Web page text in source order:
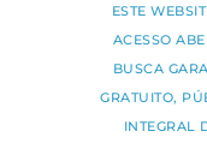
ESTE
ACESSO
BUSCA
GRATUITO,
INTEGRAL